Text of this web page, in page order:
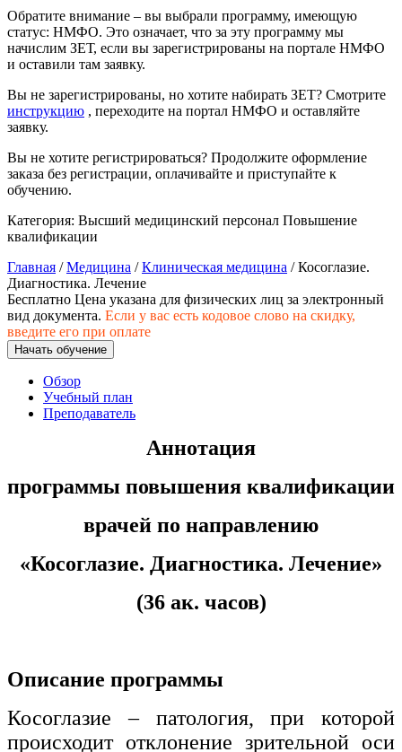
Экологическая безопасность в
промышленности
Техносферная безопасность
Безопасность труда
общественного питания в
организации
Управление административно-
хозяйственной деятельностью
Техника-технологии
Прикладная геология, горное дело,
нефтегазовое дело и геодезия
транспорта
Техника и технологии строительства
Ядерная энергетика и технологии
Физкультура и спорт
Сервис и туризм
Обратите внимание – вы выбрали программу, имеющую
статус: НМФО. Это означает, что за эту программу мы
начислим ЗЕТ, если вы зарегистрированы на портале НМФО
и оставили там заявку.
Вы не зарегистрированы, но хотите набирать ЗЕТ? Смотрите
инструкцию , переходите на портал НМФО и оставляйте
заявку.
Вы не хотите регистрироваться? Продолжите оформление
заказа без регистрации, оплачивайте и приступайте к
обучению.
Категория: Высший медицинский персонал Повышение
квалификации
Главная /Медицина /Клиническая медицина / Косоглазие.
Диагностика. Лечение
Бесплатно Цена указана для физических лиц за электронный
вид документа. Если у вас есть кодовое слово на скидку,
введите его при оплате
Начать обучение
Обзор
Учебный план
Преподаватель
Аннотация
программы повышения квалификации
врачей по направлению
«Косоглазие. Диагностика. Лечение»
(36 ак. часов)
Описание программы
Косоглазие – патология, при которой
происходит отклонение зрительной оси